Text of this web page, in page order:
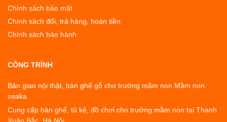
Chính sách bảo mật
Chính sách đổi, trả hàng, hoàn tiền
Chính sách bảo hành
CÔNG TRÌNH
Bàn giao nội thật, bàn ghế gỗ cho trường mầm non Mầm non
osaka
Cung cấp bàn ghế, tủ kệ, đồ chơi cho trường mầm non tại Thanh
Xuân Bắc, Hà Nội